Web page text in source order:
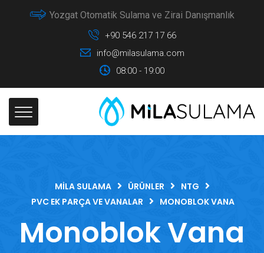
Yozgat Otomatik Sulama ve Zirai Danışmanlık
+90 546 217 17 66
info@milasulama.com
08:00 - 19:00
MILA SULAMA ÜRÜNLER
NTG
PVC EK PARÇA VE VANALAR
MONOBLOK VANA
Monoblok Vana